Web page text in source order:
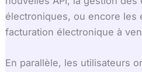
électroniques, ou encore les
facturation électronique à
En parallèle, les utilisateurs